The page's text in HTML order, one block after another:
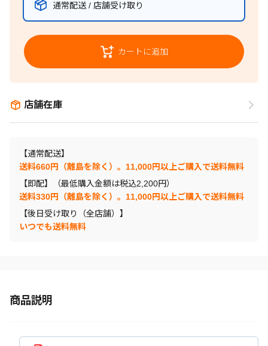
通常配送 / 店舗受け取り
カートに追加
店舗在庫
【通常配送】
送料660円（離島を除く）。11,000円以上ご購入で送料無料
【即配】（最低購入金額は税込2,200円）
送料330円（離島を除く）。11,000円以上ご購入で送料無料
【後日受け取り（全店舗）】
いつでも送料無料
商品説明